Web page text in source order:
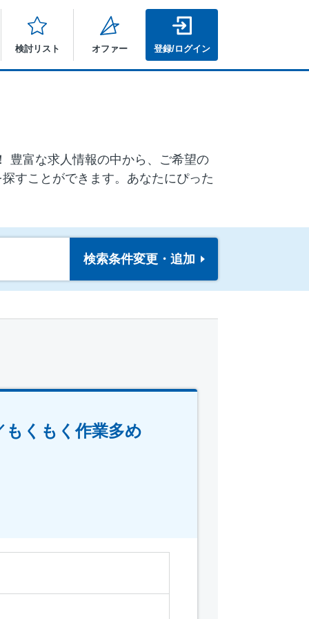
検討リスト オファー 登録/ログイン
豊富な求人情報の中から、ご希望の
すことができます。あなたにぴった
検索条件変更・追加
くもく作業多め